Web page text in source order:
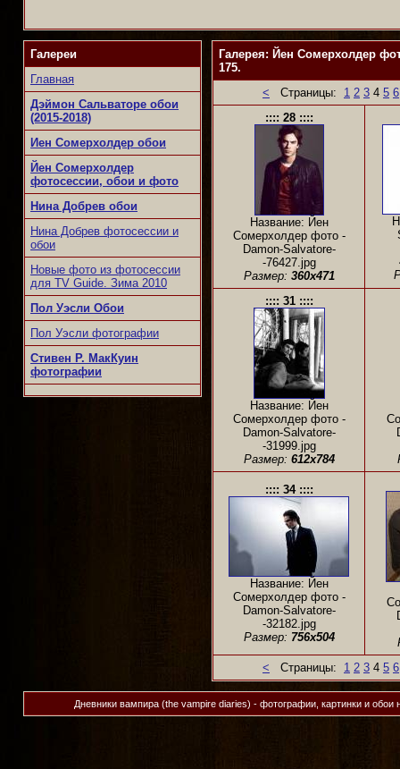
Галереи
Главная
Дэймон Сальваторе обои
(2015-2018)
Иен Сомерхолдер обои
Йен Сомерхолдер
фотосессии, обои и фото
Нина Добрев обои
Нина Добрев фотосессии и
обои
Новые фото из фотосессии
для TV Guide. Зима 2010
Пол Уэсли Обои
Пол Уэсли фотографии
Стивен Р. МакКуин
фотографии
Галерея: Йен Сомерхолдер
175.
< Страницы: 1 2 3 4 5 6
:::: 28 ::::
Название: Йен
Сомерхолдер фото -
Damon-Salvatore-
-76427.jpg
Размер: 360x471
:::: 31 ::::
Название: Йен
Сомерхолдер фото -
Damon-Salvatore-
-31999.jpg
Размер: 612x784
:::: 34 ::::
Название: Йен
Сомерхолдер фото -
Damon-Salvatore-
-32182.jpg
Размер: 756x504
< Страницы: 1 2 3 4 5 6
Дневники вампира (the vampire diaries) - фотографии, картинки и обои